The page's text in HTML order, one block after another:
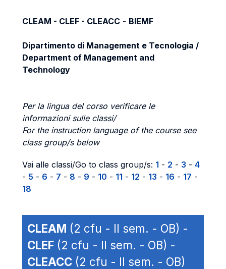
CLEAM - CLEF - CLEACC - BIEMF
Dipartimento di Management e Tecnologia /
Department of Management and
Technology
Per la lingua del corso verificare le
informazioni sulle classi/
For the instruction language of the course see
class group/s below
Vai alle classi/Go to class group/s: 1 - 2 - 3 - 4
- 5 - 6 - 7 - 8 - 9 - 10 - 11 - 12 - 13 - 16 - 17 -
18
CLEAM (2 cfu - II sem. - OB) -
CLEF (2 cfu - II sem. - OB) -
CLEACC (2 cfu - II sem. - OB)